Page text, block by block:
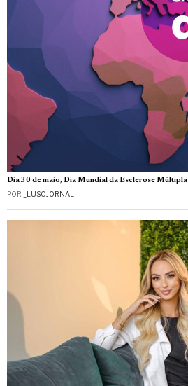
Dia 30 de maio, Dia Mundial da Esclerose Múltipla
POR _LUSOJORNAL